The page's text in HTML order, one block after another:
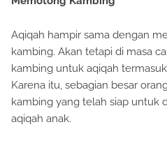
Aqiqah hampir sama dengan
kambing. Akan tetapi di masa
kambing untuk aqiqah
Karena itu, sebagian besar
kambing yang telah siap untuk
aqiqah anak.